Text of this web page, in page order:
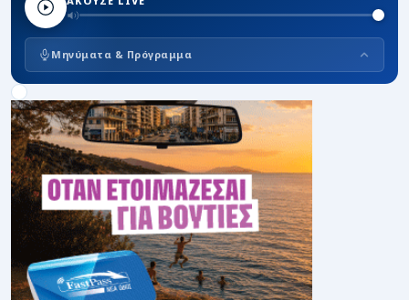
Μηνύματα & Πρόγραμμα